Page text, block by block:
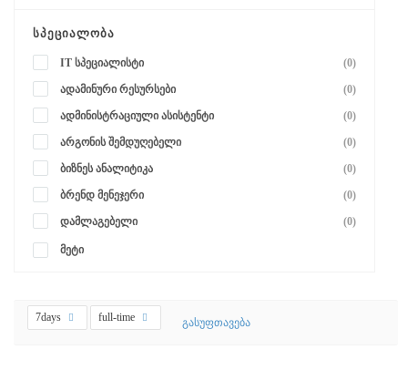
ᲡᲞᲔᲪᲘᲐᲚᲝᲑᲐ
IT სპეციალისტი (0)
ადამინური რესურსები (0)
ადმინისტრაციული ასისტენტი (0)
არგონის შემდუღებელი (0)
ბიზნეს ანალიტიკა (0)
ბრენდ მენეჯერი (0)
დამლაგებელი (0)
მეტი
7days full-time გასუფთავება